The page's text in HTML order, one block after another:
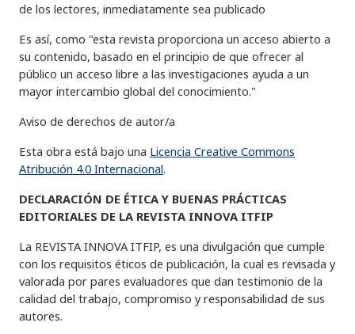
de los lectores, inmediatamente sea publicado
Es así, como "esta revista proporciona un acceso abierto a
su contenido, basado en el principio de que ofrecer al
público un acceso libre a las investigaciones ayuda a un
mayor intercambio global del conocimiento."
Aviso de derechos de autor/a
Esta obra está bajo una Licencia Creative Commons
Atribución 4.0 Internacional.
DECLARACIÓN DE ÉTICA Y BUENAS PRÁCTICAS
EDITORIALES DE LA REVISTA INNOVA ITFIP
La REVISTA INNOVA ITFIP, es una divulgación que cumple
con los requisitos éticos de publicación, la cual es revisada y
valorada por pares evaluadores que dan testimonio de la
calidad del trabajo, compromiso y responsabilidad de sus
autores.